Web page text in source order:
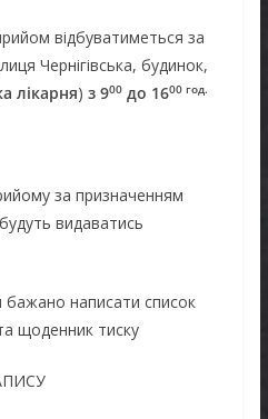
відбуватиметься за
Чернігівська, будинок,
лікарня) з 900до 1600 год.
за призначенням
видаватись
бажано написати список
щоденник тиску